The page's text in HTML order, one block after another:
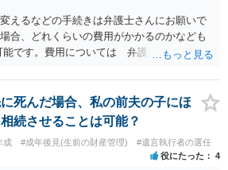
えるなどの手続きは弁護士さんにお願いで
合、どれくらいの費用がかかるのかなども
能です。費用については 弁護士と直接面談
た子のことまでごちゃごちゃ考えず、自分
しょうか ・・・お子さんの事をまで含め良
なるのは当然と言えば当然のことです。 彼
っているが、名字は変えたくない・・・養
変更することになります。 しかし 彼は成人
子と私の連れ子、全て平等にしたいと希
死んだ場合、私の前夫の子にほ
続させることは可能？
成 #成年後見(生前の財産管理) #遺言執行者の選任
役にたった 4